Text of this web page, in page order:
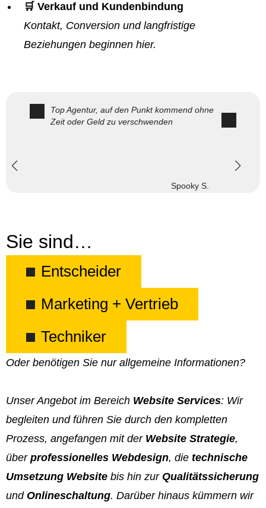
🛒 Verkauf und Kundenbindung
Kontakt, Conversion und langfristige
Beziehungen beginnen hier.
Top Agentur, auf den Punkt kommend ohne
Zeit oder Geld zu verschwenden
Spooky S.
Sie sind…
Entscheider
Marketing + Vertrieb
Techniker
Oder benötigen Sie nur allgemeine Informationen?
Unser Angebot im Bereich Website Services: Wir
begleiten und führen Sie durch den kompletten
Prozess, angefangen mit der Website Strategie,
überprofessionelles Webdesign, die technische
Umsetzung Website bis hin zur Qualitätssicherung
und Onlineschaltung. Darüber hinaus kümmern wir